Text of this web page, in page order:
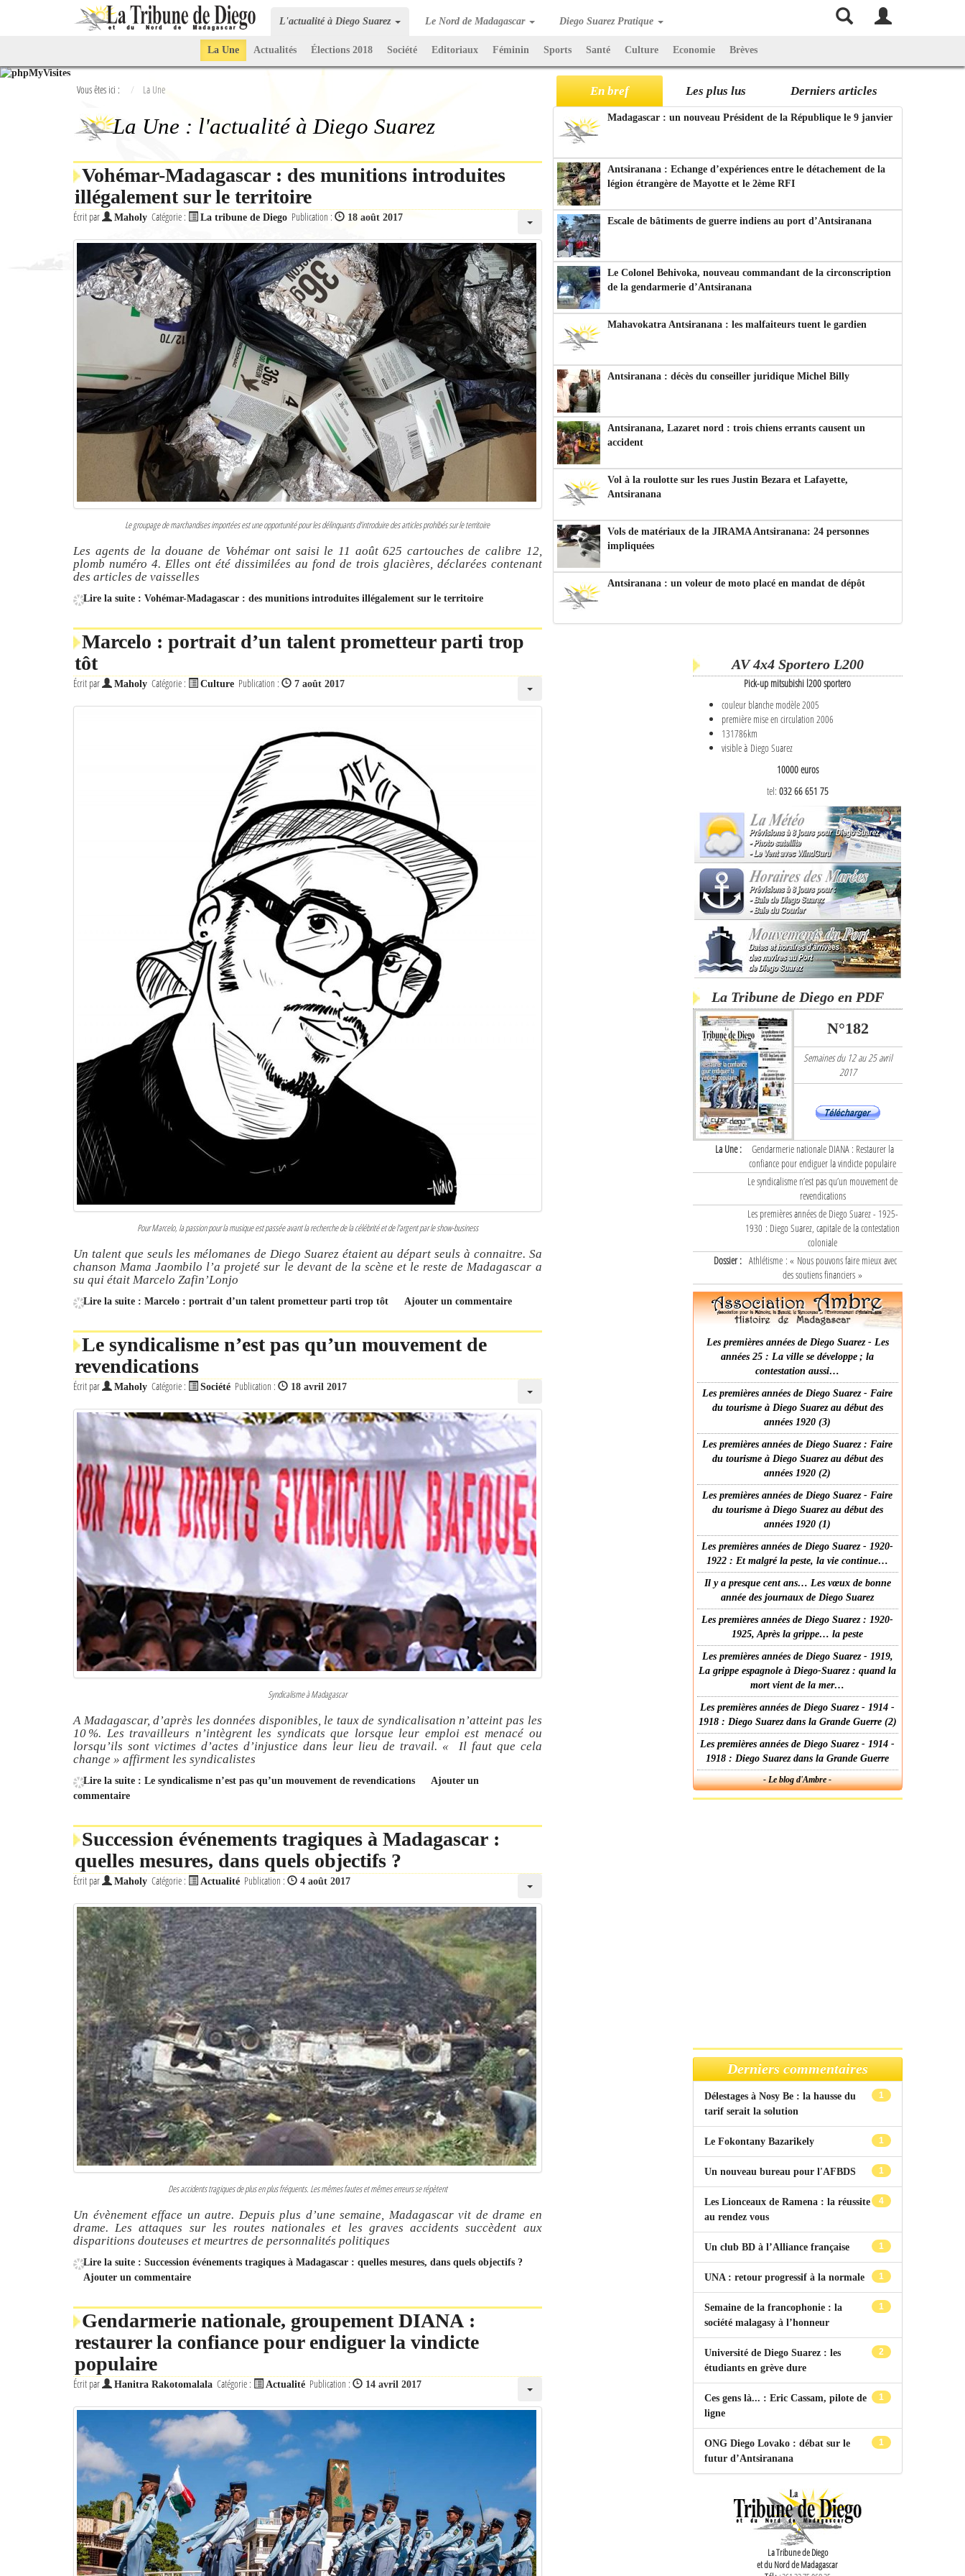
L'actualité à Diego Suarez Le Nord de Madagascar Diego Suarez Pratique
La Une Actualités Élections 2018 Société Editoriaux Féminin Sports Santé Culture Economie Brèves
Vous êtes ici : La Une
La Une : l'actualité à Diego Suarez
Vohémar-Madagascar : des munitions introduites
illégalement sur le territoire
Écrit par Maholy Catégorie : La tribune de Diego Publication : 18 août 2017
Le groupage de marchandises importées est une opportunité pour les délinquants d’introduire des articles prohibés sur le territoire
Les agents de la douane de Vohémar ont saisi le 11 août 625 cartouches de calibre 12,
plomb numéro 4. Elles ont été dissimilées au fond de trois glacières, déclarées contenant
des articles de vaisselles
Lire la suite : Vohémar-Madagascar : des munitions introduites illégalement sur le territoire
Marcelo : portrait d’un talent prometteur parti trop
tôt
Écrit par Maholy Catégorie : Culture Publication : 7 août 2017
Pour Marcelo, la passion pour la musique est passée avant la recherche de la célébrité et de l’argent par le show-business
Un talent que seuls les mélomanes de Diego Suarez étaient au départ seuls à connaitre. Sa
chanson Mama Jaombilo l’a projeté sur le devant de la scène et le reste de Madagascar a
su qui était Marcelo Zafin’Lonjo
Lire la suite : Marcelo : portrait d’un talent prometteur parti trop tôt Ajouter un commentaire
Le syndicalisme n’est pas qu’un mouvement de
revendications
Écrit par Maholy Catégorie : Société Publication : 18 avril 2017
Syndicalisme à Madagascar
A Madagascar, d’après les données disponibles, le taux de syndicalisation n’atteint pas les
10 %. Les travailleurs n’intègrent les syndicats que lorsque leur emploi est menacé ou
lorsqu’ils sont victimes d’actes d’injustice dans leur lieu de travail. « Il faut que cela
change » affirment les syndicalistes
Lire la suite : Le syndicalisme n’est pas qu’un mouvement de revendications
Ajouter un
commentaire
Succession événements tragiques à Madagascar :
quelles mesures, dans quels objectifs ?
Écrit par Maholy Catégorie : Actualité Publication : 4 août 2017
Des accidents tragiques de plus en plus fréquents. Les mêmes fautes et mêmes erreurs se répètent
Un évènement efface un autre. Depuis plus d’une semaine, Madagascar vit de drame en
drame. Les attaques sur les routes nationales et les graves accidents succèdent aux
disparitions douteuses et meurtres de personnalités politiques
Lire la suite : Succession événements tragiques à Madagascar : quelles mesures, dans quels objectifs ?
Ajouter un commentaire
Gendarmerie nationale, groupement DIANA :
restaurer la confiance pour endiguer la vindicte
populaire
Écrit par Hanitra Rakotomalala Catégorie : Actualité Publication : 14 avril 2017
En bref Les plus lus Derniers articles
Madagascar : un nouveau Président de la République le 9 janvier
Antsiranana : Echange d’expériences entre le détachement de la
légion étrangère de Mayotte et le 2ème RFI
Escale de bâtiments de guerre indiens au port d’Antsiranana
Le Colonel Behivoka, nouveau commandant de la circonscription
de la gendarmerie d’Antsiranana
Mahavokatra Antsiranana : les malfaiteurs tuent le gardien
Antsiranana : décès du conseiller juridique Michel Billy
Antsiranana, Lazaret nord : trois chiens errants causent un
accident
Vol à la roulotte sur les rues Justin Bezara et Lafayette,
Antsiranana
Vols de matériaux de la JIRAMA Antsiranana: 24 personnes
impliquées
Antsiranana : un voleur de moto placé en mandat de dépôt
AV 4x4 Sportero L200
Pick-up mitsubishi l200 sportero
couleur blanche modèle 2005
première mise en circulation 2006
131786km
visible à Diego Suarez
10000 euros
tel: 032 66 651 75
La Tribune de Diego en PDF
N°182
Semaines du 12 au 25 avril
2017
La Une :
Gendarmerie nationale DIANA : Restaurer la
confiance pour endiguer la vindicte populaire
Le syndicalisme n’est pas qu’un mouvement de
revendications
Les premières années de Diego Suarez - 1925-
1930 : Diego Suarez, capitale de la contestation
coloniale
Dossier : Athlétisme : « Nous pouvons faire mieux avec
des soutiens financiers »
Les premières années de Diego Suarez - Les
années 25 : La ville se développe ; la
contestation aussi…
Les premières années de Diego Suarez - Faire
du tourisme à Diego Suarez au début des
années 1920 (3)
Les premières années de Diego Suarez : Faire
du tourisme à Diego Suarez au début des
années 1920 (2)
Les premières années de Diego Suarez - Faire
du tourisme à Diego Suarez au début des
années 1920 (1)
Les premières années de Diego Suarez - 1920-
1922 : Et malgré la peste, la vie continue…
Il y a presque cent ans… Les vœux de bonne
année des journaux de Diego Suarez
Les premières années de Diego Suarez : 1920-
1925, Après la grippe… la peste
Les premières années de Diego Suarez - 1919,
La grippe espagnole à Diego-Suarez : quand la
mort vient de la mer…
Les premières années de Diego Suarez - 1914 -
1918 : Diego Suarez dans la Grande Guerre (2)
Les premières années de Diego Suarez - 1914 -
1918 : Diego Suarez dans la Grande Guerre
- Le blog d'Ambre -
Derniers commentaires
1
Délestages à Nosy Be : la hausse du
tarif serait la solution
1
Le Fokontany Bazarikely
1
Un nouveau bureau pour l'AFBDS
4
Les Lionceaux de Ramena : la réussite
au rendez vous
1
Un club BD à l’Alliance française
1
UNA : retour progressif à la normale
1
Semaine de la francophonie : la
société malagasy à l’honneur
2
Université de Diego Suarez : les
étudiants en grève dure
1
Ces gens là... : Eric Cassam, pilote de
ligne
1
ONG Diego Lovako : débat sur le
futur d’Antsiranana
La Tribune de Diego
et du Nord de Madagascar